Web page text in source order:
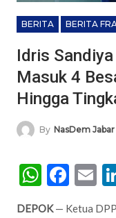
BERITA BERITA
Idris
Masuk 4
Hingga
By NasDem Jabar
DEPOK— Ketua